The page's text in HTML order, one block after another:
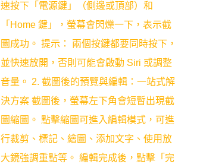
速按下「電源鍵」（側邊或頂部）和
「Home 鍵」，螢幕會閃爍一下，表示截
圖成功。 提示： 兩個按鍵都要同時按下，
並快速放開，否則可能會啟動 Siri 或調整
音量。 2. 截圖後的預覽與編輯：一站式解
決方案 截圖後，螢幕左下角會短暫出現截
圖縮圖。 點擊縮圖可進入編輯模式，可進
行裁剪、標記、繪圖、添加文字、使用放
大鏡強調重點等。 編輯完成後，點擊「完